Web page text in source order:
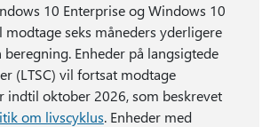
10 Enterprise og Windows 10
modtage seks måneders yderligere
beregning. Enheder på langsigtede
(LTSC) vil fortsat modtage
indtil oktober 2026, som beskrevet
om livscyklus. Enheder med